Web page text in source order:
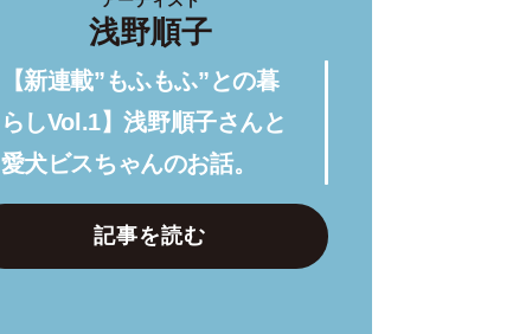
浅野順子
【新連載”もふもふ”との暮
らしVol.1】浅野順子さんと
愛犬ビスちゃんのお話。
記事を読む